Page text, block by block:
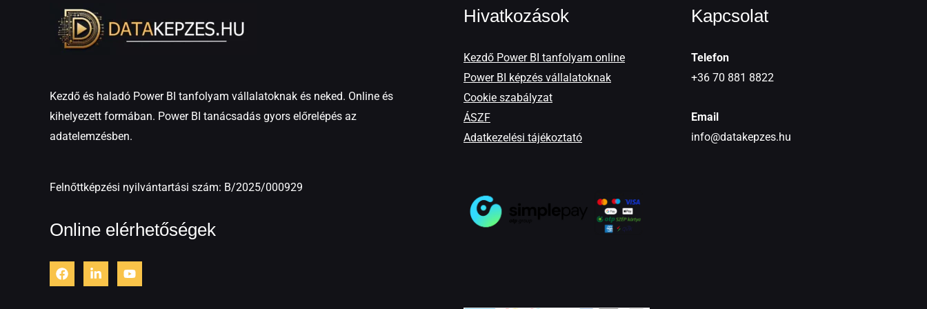
Kezdő és haladó Power BI tanfolyam vállalatoknak és neked. Online és
kihelyezett formában. Power BI tanácsadás gyors előrelépés az
adatelemzésben.
Felnőttképzési nyilvántartási szám: B/2025/000929
Online elérhetőségek
Hivatkozások
Kezdő Power BI tanfolyam online
Power BI képzés vállalatoknak
Cookie szabályzat
ÁSZF
Adatkezelési tájékoztató
Kapcsolat
Telefon
+36 70 881 8822
Email
info@datakepzes.hu